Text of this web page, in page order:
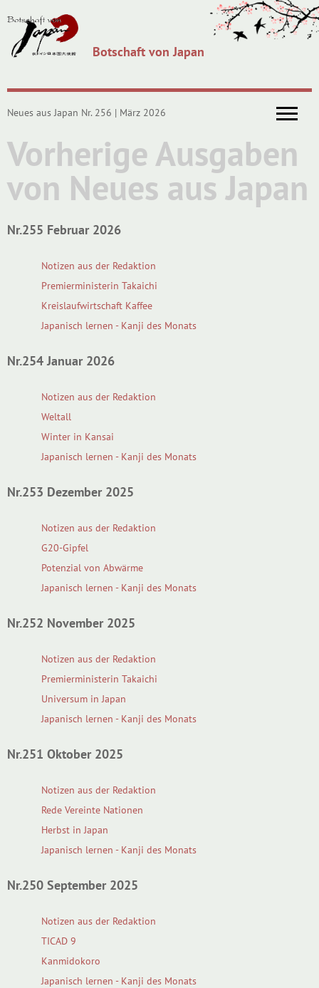
Botschaft von Japan
Neues aus Japan Nr. 256 | März 2026
Vorherige Ausgaben
von Neues aus Japan
Nr.255 Februar 2026
Notizen aus der Redaktion
Premierministerin Takaichi
Kreislaufwirtschaft Kaffee
Japanisch lernen - Kanji des Monats
Nr.254 Januar 2026
Notizen aus der Redaktion
Weltall
Winter in Kansai
Japanisch lernen - Kanji des Monats
Nr.253 Dezember 2025
Notizen aus der Redaktion
G20-Gipfel
Potenzial von Abwärme
Japanisch lernen - Kanji des Monats
Nr.252 November 2025
Notizen aus der Redaktion
Premierministerin Takaichi
Universum in Japan
Japanisch lernen - Kanji des Monats
Nr.251 Oktober 2025
Notizen aus der Redaktion
Rede Vereinte Nationen
Herbst in Japan
Japanisch lernen - Kanji des Monats
Nr.250 September 2025
Notizen aus der Redaktion
TICAD 9
Kanmidokoro
Japanisch lernen - Kanji des Monats